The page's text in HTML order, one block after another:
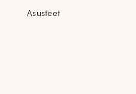
Asusteet